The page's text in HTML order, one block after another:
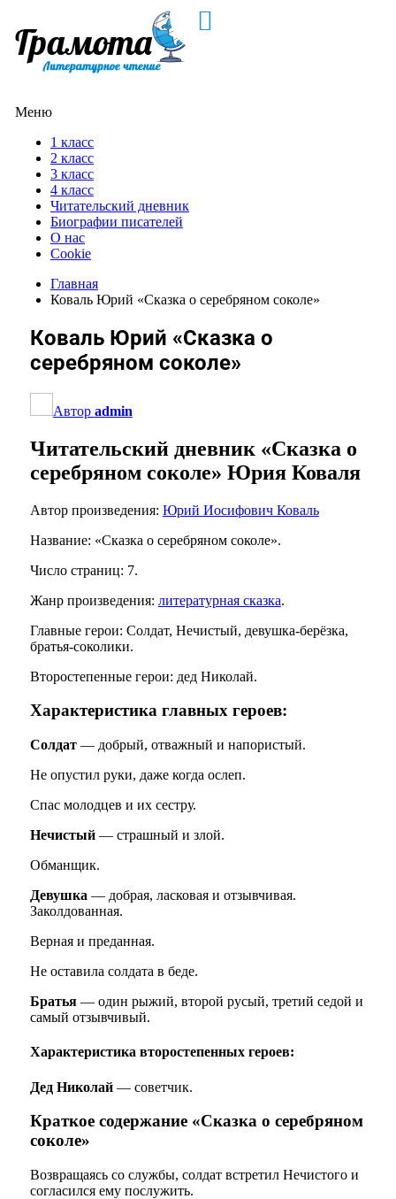
Меню
1 класс
2 класс
3 класс
4 класс
Читательский дневник
Биографии писателей
О нас
Cookie
Главная
Коваль Юрий «Сказка о серебряном соколе»
Коваль Юрий «Сказка о
серебряном соколе»
Автор admin
Читательский дневник «Сказка о
серебряном соколе» Юрия Коваля
Автор произведения: Юрий Иосифович Коваль
Название: «Сказка о серебряном соколе».
Число страниц: 7.
Жанр произведения: литературная сказка.
Главные герои: Солдат, Нечистый, девушка-берёзка,
братья-соколики.
Второстепенные герои: дед Николай.
Характеристика главных героев:
Солдат— добрый, отважный и напористый.
Не опустил руки, даже когда ослеп.
Спас молодцев и их сестру.
Нечистый— страшный и злой.
Обманщик.
Девушка — добрая, ласковая и отзывчивая.
Заколдованная.
Верная и преданная.
Не оставила солдата в беде.
Братья— один рыжий, второй русый, третий седой и
самый отзывчивый.
Характеристика второстепенных героев:
Дед Николай— советчик.
Краткое содержание «Сказка о серебряном
соколе»
Возвращаясь со службы, солдат встретил Нечистого и
согласился ему послужить.